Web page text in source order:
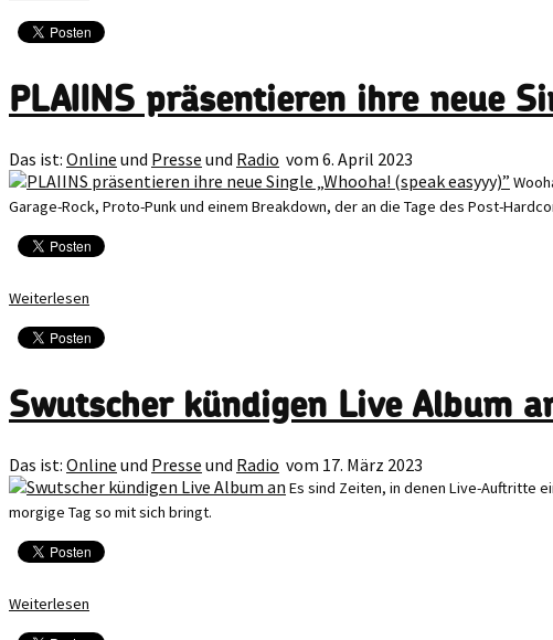
PLAIINS präsentieren ihre neue
Das ist: Online und Presse und Radio vom 6. April 2023
Garage-Rock, Proto-Punk und einem Breakdown, der an die Tage des Post-
Weiterlesen
Swutscher kündigen Live Album
Das ist: Online und Presse und Radio vom 17. März 2023
Es sind Zeiten, in denen Live-Auftritte
morgige Tag so mit sich bringt.
Weiterlesen